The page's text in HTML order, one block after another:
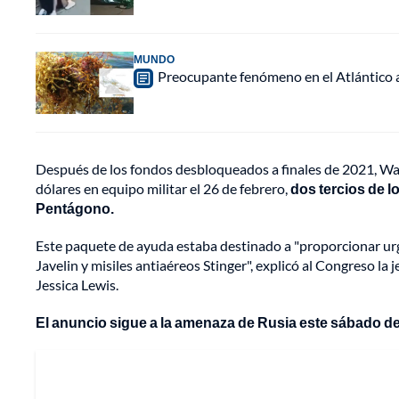
MUNDO
Preocupante fenómeno en el Atlántico
Después de los fondos desbloqueados a finales de 2021,
dólares en equipo militar el 26 de febrero,dos tercios de
Pentágono.
Este paquete de ayuda estaba destinado a "proporcionar
Javelin y misiles antiaéreos Stinger", explicó al Congreso
Jessica Lewis.
El anuncio sigue a la amenaza de Rusia este sábado